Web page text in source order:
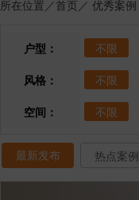
所在位置／首页 ／ 优秀案例
户型： 不限
风格：
不限
空间：
不限
最新发布 热点案例